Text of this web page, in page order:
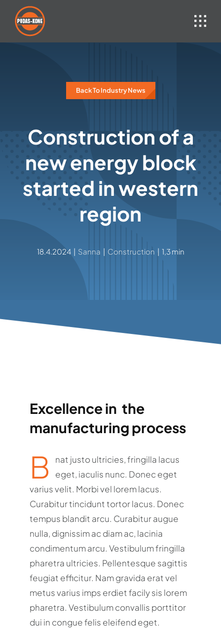
content
Back To Industry News
Construction of a
new energy block
started in western
region
18.4.2024 | Sanna | Construction | 1,3 min
Excellence in the
manufacturing process
B
nat justo ultricies, fringilla lacus
eget, iaculis nunc. Donec eget
varius velit. Morbi vel lorem lacus.
Curabitur tincidunt tortor lacus. Donec
tempus blandit arcu. Curabitur augue
nulla, dignissim ac diam ac, lacinia
condimentum arcu. Vestibulum fringilla
pharetra ultricies. Pellentesque sagittis
feugiat efficitur. Nam gravida erat vel
metus varius imps erdiet facily sis lorem
pharetra. Vestibulum convallis porttitor
dui in congue felis eleifend eget.